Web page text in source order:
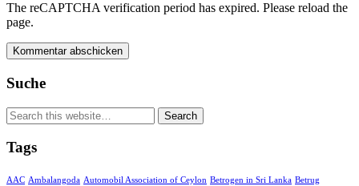
The reCAPTCHA verification period has expired. Please reload the
page.
Suche
Tags
AAC Ambalangoda Automobil Association of Ceylon Betrogen in Sri Lanka Betrug